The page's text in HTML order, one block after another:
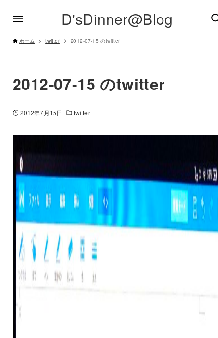
D'sDinner@Blog
ホーム twitter 2012-07-15 のtwitter
2012-07-15 のtwitter
2012年7月15日 twitter